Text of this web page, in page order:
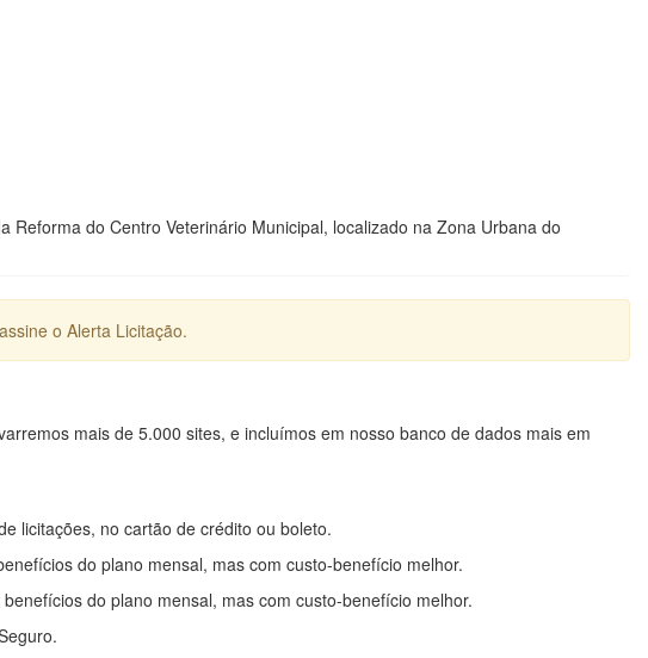
do Centro Veterinário Municipal, localizado na Zona Urbana do
o Alerta Licitação.
mais de 5.000 sites, e incluímos em nosso banco de dados mais em
licitações, no cartão de crédito ou boleto.
do plano mensal, mas com custo-benefício melhor.
do plano mensal, mas com custo-benefício melhor.